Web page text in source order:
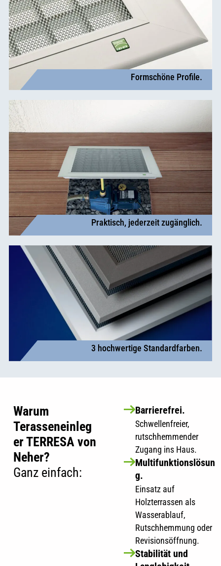
Formschöne Profile.
Praktisch, jederzeit zugänglich.
3 hochwertige Standardfarben.
Warum
Terasseneinleg
er TERRESA von
Neher?
Ganz einfach:
Barrierefrei.
Schwellenfreier,
rutschhemmender
Zugang ins Haus.
Multifunktionslösun
g.
Einsatz auf
Holzterrassen als
Wasserablauf,
Rutschhemmung oder
Revisionsöffnung.
Stabilität und